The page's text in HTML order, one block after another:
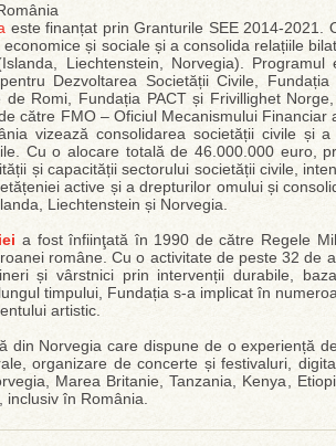
este finanțat prin Granturile SEE 2014-2021.
și sociale și a consolida relațiile
Liechtenstein, Norvegia). Programul
Dezvoltarea Societății Civile, Fundația
Romi, Fundația PACT și Frivillighet
către FMO – Oficiul Mecanismului Financiar
vizează consolidarea societății civile și
Cu o alocare totală de 46.000.000 euro,
și capacității sectorului societății civile,
active și a drepturilor omului și
Liechtenstein și Norvegia.
a fost înfiinţată în 1990 de către Regele
române. Cu o activitate de peste 32 de
și vârstnici prin intervenții durabile,
timpului, Fundația s-a implicat în
artistic.
din Norvegia care dispune de o experiență
organizare de concerte și festivaluri,
Marea Britanie, Tanzania, Kenya,
inclusiv în România.